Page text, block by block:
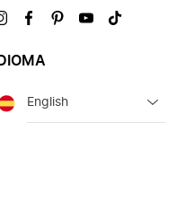
VisítanosVisítanosVisítanosVisítanos
IDIOMA
Idioma